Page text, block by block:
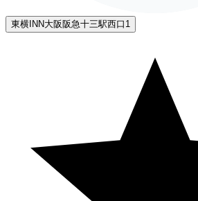
東横INN大阪阪急十三駅西口1